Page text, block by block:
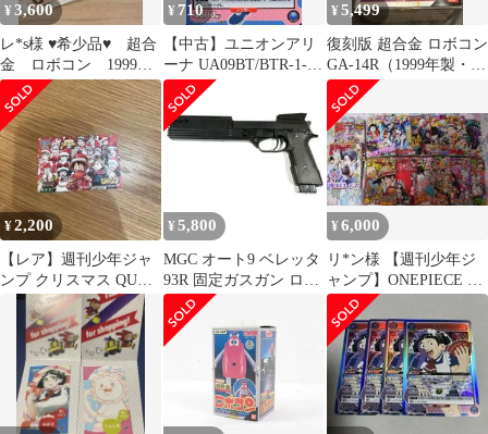
¥3,600
レ*s様 ♥希少品♥ 超合
金 ロボコン 1999年
製 復刻版 バンダイ
¥ 710
【中古】ユニオンアリ
ーナ UA09BT/BTR-1-
038[SR]：(キラ)ボンド
¥5,499
復刻版 超合金 ロボコン
GA-14R（1999年製・
BANDAI）
¥2,200
【レア】週刊少年ジャ
ンプ クリスマス QUO
カード
¥ 5,800
MGC オート9 ベレッタ
93R 固定ガスガン ロボ
コップ
¥6,000
リ*ン様 【週刊少年ジ
ャンプ】ONEPIECE フ
ィルムRED・Ado特別
セット